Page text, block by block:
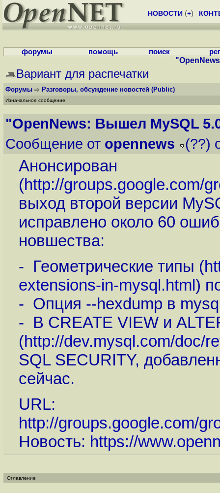
НОВОСТИ (+)
форумы помощь поиск
Вариант для распечатки
Форумы Разговоры, обсуждение новостей (Public)
Изначальное сообщение
"OpenNews: Вышел MySQL
Сообщение от opennews (??)
Анонсирован
(http://groups.google.com/
выход второй версии
исправлено около 60
новшества:
- Геометрические типы (
extensions-in-mysql.html)
- Опция --hexdump в
- В CREATE VIEW и
(http://dev.mysql.com/doc/
SQL SECURITY,
сейчас.
URL:
http://groups.google.com/
Новость: https://
Оглавление